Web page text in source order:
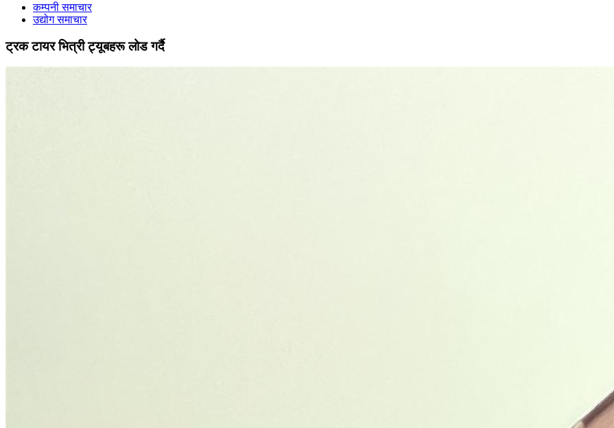
कम्पनी समाचार
उद्योग समाचार
ट्रक टायर भित्री ट्यूबहरू लोड गर्दै